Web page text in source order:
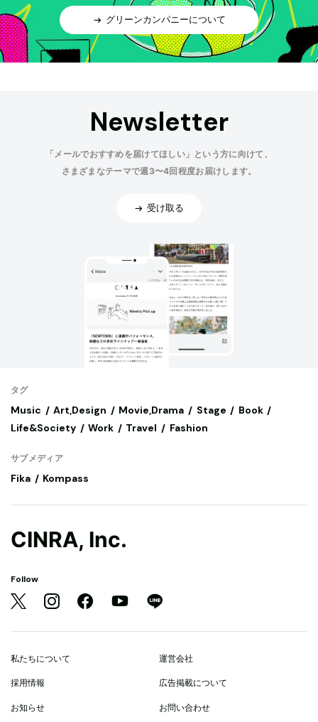
グリーンカンパニーについて
Newsletter
「メールでおすすめを届けてほしい」という方に向けて、
さまざまなテーマで週3〜4回程度お届けします。
受け取る
タグ
Music Art,Design Movie,Drama Stage
Book
Life&Society
Work Travel Fashion
サブメディア
Fika Kompass
CINRA, Inc.
Follow
私たちについて 運営会社
採用情報 広告掲載について
お知らせ お問い合わせ